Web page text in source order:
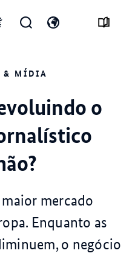
pesquisa
de
& MÍDIA
o
mercado
Enquanto as
o negócio